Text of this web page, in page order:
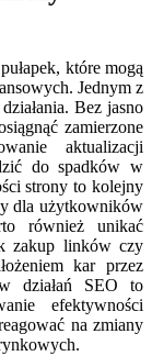
które mogą
Jednym z
Bez jasno
zamierzone
aktualizacji
do spadków w
strony to kolejny
dla użytkowników
również unikać
zakup linków czy
kar przez
działań SEO to
efektywności
na zmiany